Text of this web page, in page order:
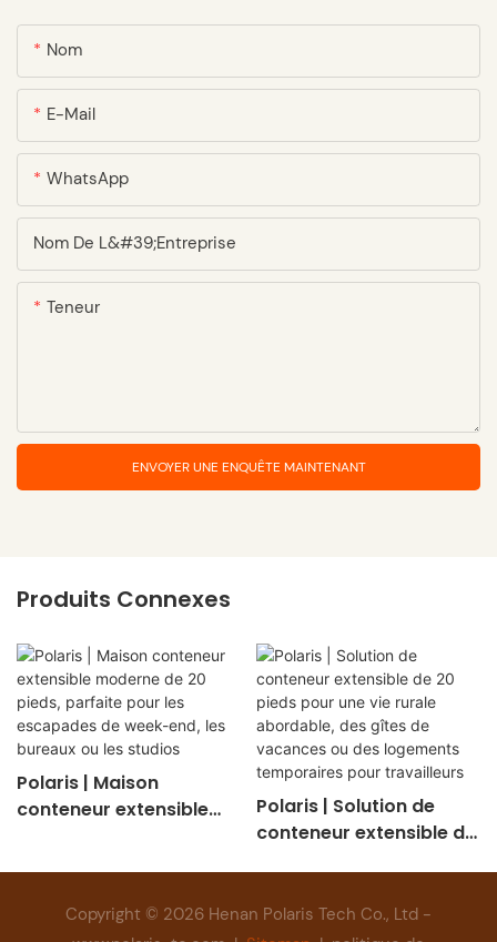
Nom
E-Mail
WhatsApp
Nom De L&#39;entreprise
Teneur
ENVOYER UNE ENQUÊTE MAINTENANT
Produits Connexes
Polaris | Maison
conteneur extensible
end, les bureaux ou les
Polaris | Solution de
conteneur extensible de
gîtes de vacances ou
Copyright © 2026 Henan Polaris Tech Co., Ltd -